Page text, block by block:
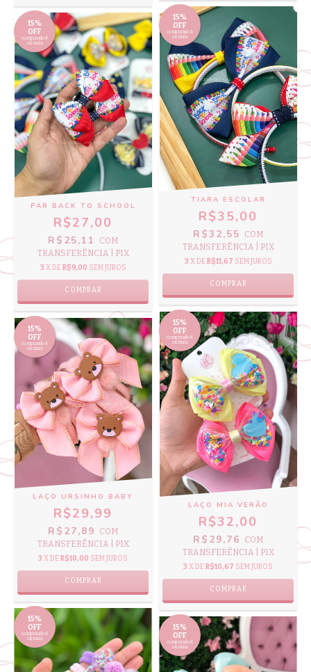
15%
OFF
comprando 4
ou mais
PAR BACK TO SCHOOL
R$27,00
R$25,11
COM
TRANSFERÊNCIA | PIX
3 X DE R$9,00 SEM JUROS
COMPRAR
15%
OFF
comprando 4
ou mais
TIARA ESCOLAR
R$35,00
R$32,55
COM
TRANSFERÊNCIA | PIX
3 X DE R$11,67 SEM JUROS
COMPRAR
15%
OFF
comprando 4
ou mais
LAÇO URSINHO BABY
R$29,99
R$27,89
COM
TRANSFERÊNCIA | PIX
3 X DE R$10,00 SEM JUROS
COMPRAR
15%
OFF
comprando 4
ou mais
LAÇO MIA VERÃO
R$32,00
R$29,76
COM
TRANSFERÊNCIA | PIX
3 X DE R$10,67 SEM JUROS
COMPRAR
15%
OFF
comprando 4
ou mais
15%
OFF
comprando 4
ou mais